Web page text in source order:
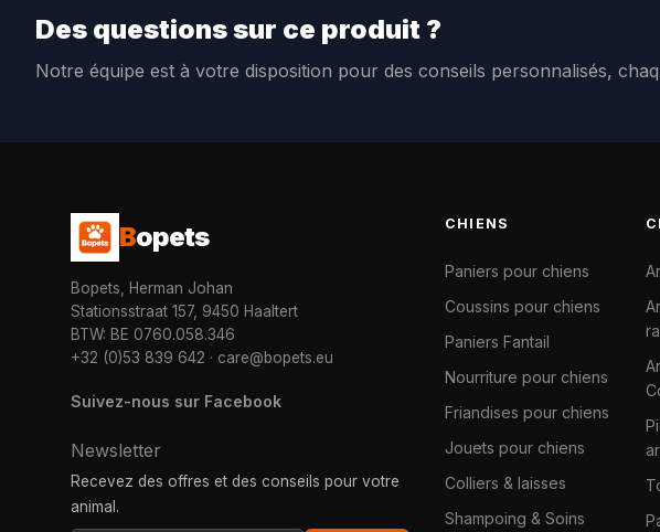
Des questions sur ce produit ?
Notre équipe est à votre disposition pour des conseils personnalisés,
Bopets
Bopets, Herman Johan
Stationsstraat 157, 9450 Haaltert
BTW: BE 0760.058.346
+32 (0)53 839 642 · care@bopets.eu
Suivez-nous sur Facebook
Newsletter
Recevez des offres et des conseils pour votre
animal.
CHIENS
Paniers pour chiens
Coussins pour chiens
Paniers Fantail
Nourriture pour chiens
Friandises pour chiens
Jouets pour chiens
Colliers & laisses
Shampoing & Soins